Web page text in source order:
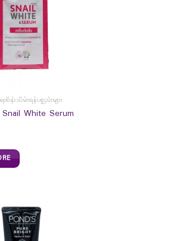
န်းသိမ်းရန်ပစ္စည်းများ
White Serum